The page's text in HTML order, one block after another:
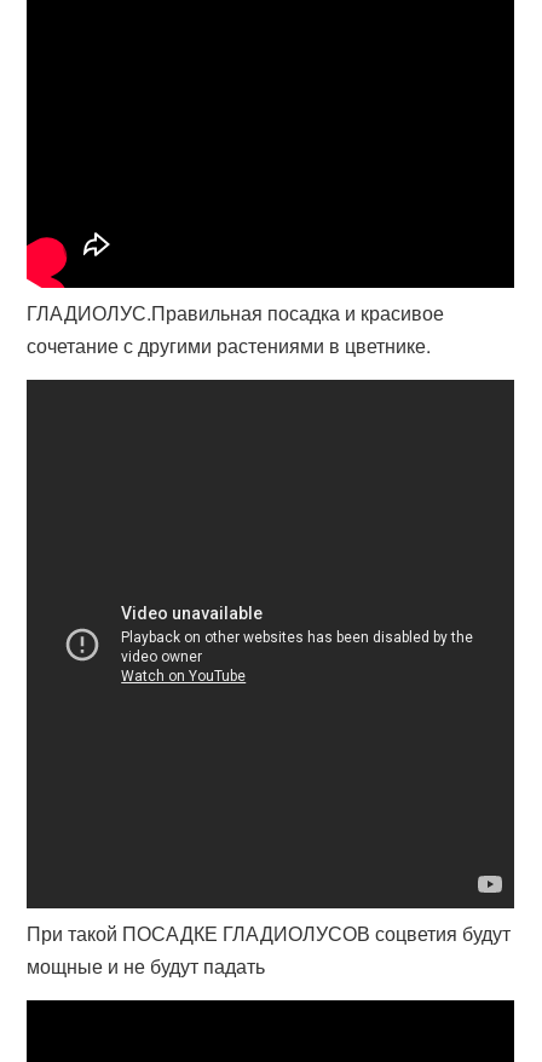
ГЛАДИОЛУС.Правильная посадка и красивое
сочетание с другими растениями в цветнике.
При такой ПОСАДКЕ ГЛАДИОЛУСОВ соцветия будут
мощные и не будут падать